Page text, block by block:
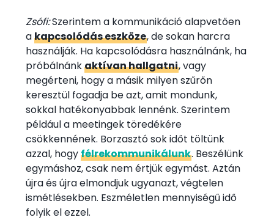
Zsófi:Szerintem a kommunikáció alapvetően
akapcsolódás eszköze, de sokan harcra
használják. Ha kapcsolódásra használnánk, ha
próbálnánkaktívan hallgatni, vagy
megérteni, hogy a másik milyen szűrőn
keresztül fogadja be azt, amit mondunk,
sokkal hatékonyabbak lennénk. Szerintem
például a meetingek töredékére
csökkennének. Borzasztó sok időt töltünk
azzal, hogyfélrekommunikálunk. Beszélünk
egymáshoz, csak nem értjük egymást. Aztán
újra és újra elmondjuk ugyanazt, végtelen
ismétlésekben. Eszméletlen mennyiségű idő
folyik el ezzel.